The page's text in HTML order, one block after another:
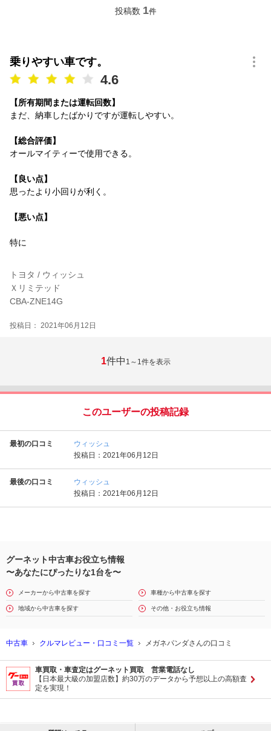
投稿数 1件
乗りやすい車です。
4.6
【所有期間または運転回数】
まだ、納車したばかりですが運転しやすい。
【総合評価】
オールマイティーで使用できる。
【良い点】
思ったより小回りが利く。
【悪い点】
特に
トヨタ / ウィッシュ
Ｘリミテッド
CBA-ZNE14G
投稿日： 2021年06月12日
1件中 1～1件を表示
このユーザーの投稿記録
最初の口コミ
ウィッシュ
投稿日：2021年06月12日
最後の口コミ
ウィッシュ
投稿日：2021年06月12日
グーネット中古車お役立ち情報
〜あなたにぴったりな1台を〜
メーカーから中古車を探す 車種から中古車を探す
地域から中古車を探す その他・お役立ち情報
中古車 クルマレビュー・口コミ一覧 メガネパンダさんの口コミ
車買取・車査定はグーネット買取 営業電話なし
【日本最大級の加盟店数】約30万のデータから予想以上の高額査
定を実現！